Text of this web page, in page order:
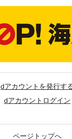
dアカウントを発行す
dアカウントログイン
ページトップへ